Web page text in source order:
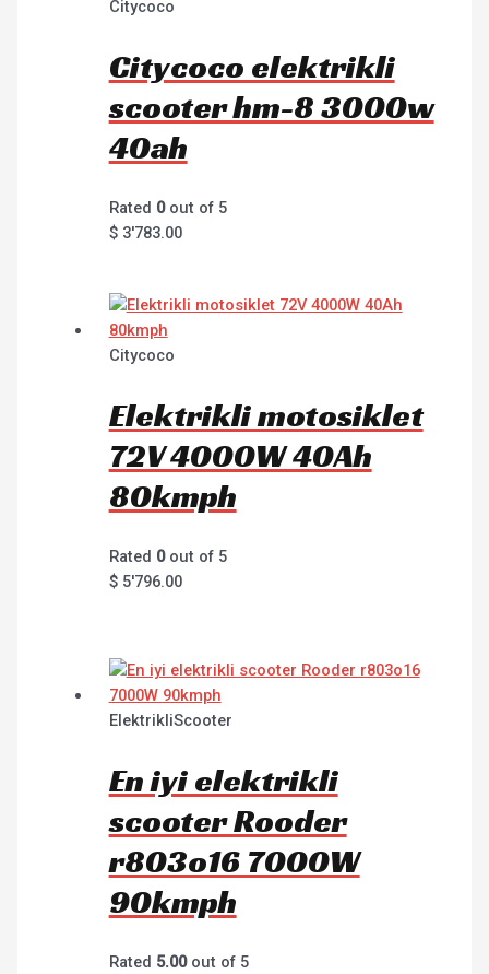
Citycoco
Citycoco elektrikli
scooter hm-8 3000w
40ah
Rated 0out of 5
$3'783.00
Citycoco
Elektrikli motosiklet
72V 4000W 40Ah
80kmph
Rated 0out of 5
$5'796.00
ElektrikliScooter
En iyi elektrikli
scooter Rooder
r803o16 7000W
90kmph
Rated 5.00out of 5